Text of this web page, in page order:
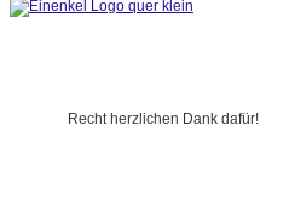
Recht herzlichen Dank dafür!